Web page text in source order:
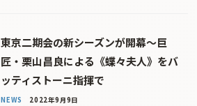
東京二期会の新シーズンが開幕〜巨
匠・栗山昌良による《蝶々夫人》をバ
ッティストーニ指揮で
NEWS 2022年9月9日